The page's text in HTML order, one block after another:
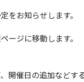
をお知らせします。
ージに移動します。
開催日の追加など